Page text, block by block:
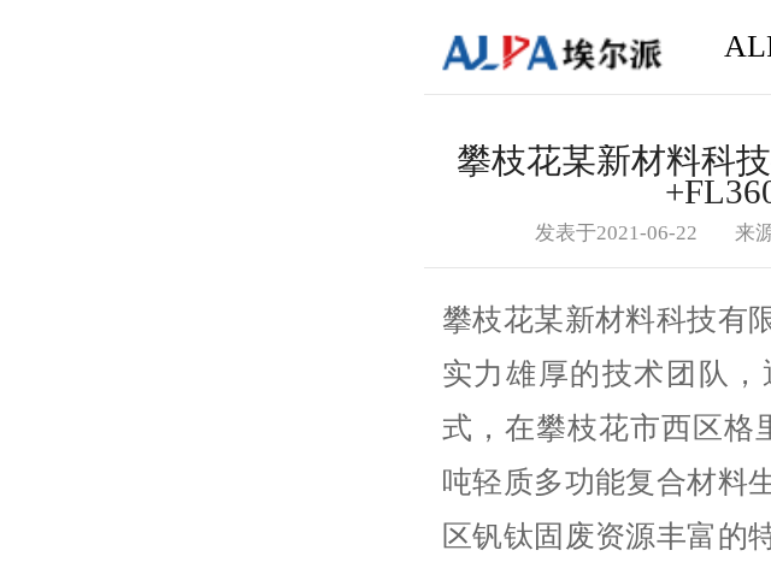
攀枝花某新材料科
发表于2021-06-22 来
攀枝花某新材料科技有
实力雄厚的技术团队
式，在攀枝花市西区格
吨轻质多功能复合材料
区钒钛固废资源丰富的